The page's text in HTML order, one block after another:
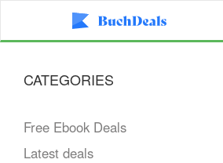
CATEGORIES
Free Ebook Deals
Latest deals